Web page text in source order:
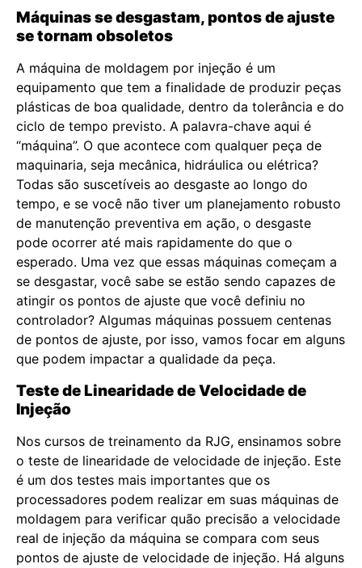
Máquinas se desgastam, pontos de ajuste
se tornam obsoletos
A máquina de moldagem por injeção é um
equipamento que tem a finalidade de produzir peças
plásticas de boa qualidade, dentro da tolerância e do
ciclo de tempo previsto. A palavra-chave aqui é
“máquina”. O que acontece com qualquer peça de
maquinaria, seja mecânica, hidráulica ou elétrica?
Todas são suscetíveis ao desgaste ao longo do
tempo, e se você não tiver um planejamento robusto
de manutenção preventiva em ação, o desgaste
pode ocorrer até mais rapidamente do que o
esperado. Uma vez que essas máquinas começam a
se desgastar, você sabe se estão sendo capazes de
atingir os pontos de ajuste que você definiu no
controlador? Algumas máquinas possuem centenas
de pontos de ajuste, por isso, vamos focar em alguns
que podem impactar a qualidade da peça.
Teste de Linearidade de Velocidade de
Injeção
Nos cursos de treinamento da RJG, ensinamos sobre
o teste de linearidade de velocidade de injeção. Este
é um dos testes mais importantes que os
processadores podem realizar em suas máquinas de
moldagem para verificar quão precisão a velocidade
real de injeção da máquina se compara com seus
pontos de ajuste de velocidade de injeção. Há alguns